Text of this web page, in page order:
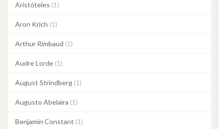
Aristóteles (1)
Aron Krich (1)
Arthur Rimbaud (1)
Audre Lorde (1)
August Strindberg (1)
Augusto Abelaira (1)
Benjamin Constant (1)